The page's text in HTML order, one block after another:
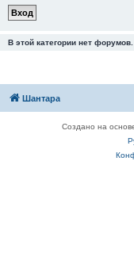
В этой категории нет форумов.
Шантара
Создано на